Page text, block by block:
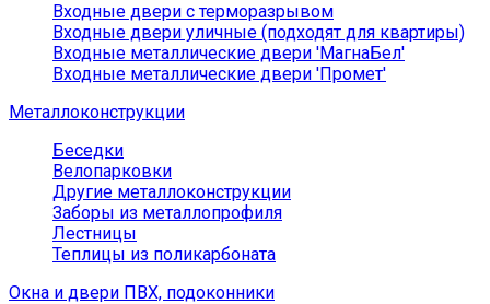
Входные двери с терморазрывом
Входные двери уличные (подходят для квартиры)
Входные металлические двери 'МагнаБел'
Входные металлические двери 'Промет'
Металлоконструкции
Беседки
Велопарковки
Другие металлоконструкции
Заборы из металлопрофиля
Лестницы
Теплицы из поликарбоната
Окна и двери ПВХ, подоконники